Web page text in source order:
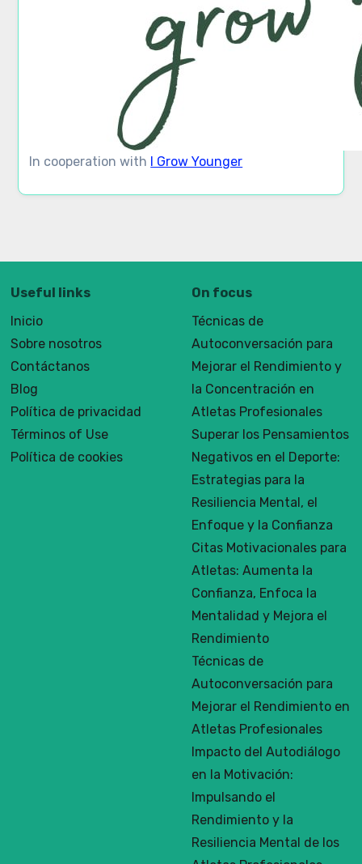
In cooperation with I Grow Younger
Useful links
Inicio
Sobre nosotros
Contáctanos
Blog
Política de privacidad
Términos of Use
Política de cookies
On focus
Técnicas de
Autoconversación para
Mejorar el Rendimiento y
la Concentración en
Atletas Profesionales
Superar los Pensamientos
Negativos en el Deporte:
Estrategias para la
Resiliencia Mental, el
Enfoque y la Confianza
Citas Motivacionales para
Atletas: Aumenta la
Confianza, Enfoca la
Mentalidad y Mejora el
Rendimiento
Técnicas de
Autoconversación para
Mejorar el Rendimiento en
Atletas Profesionales
Impacto del Autodiálogo
en la Motivación:
Impulsando el
Rendimiento y la
Resiliencia Mental de los